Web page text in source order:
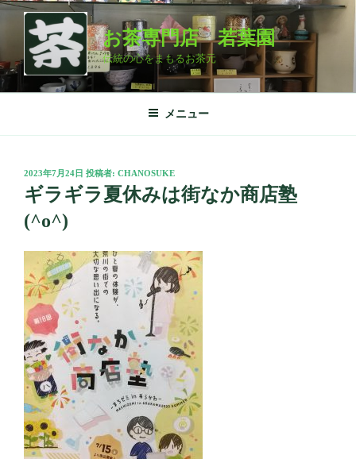
コ
ン
ツ
お茶専門店 若葉園
伝統の心をまもるお茶元
メニュー
投
稿
日:
2023年7月24日 投稿者: CHANOSUKE
ギラギラ夏休みは街なか商店塾
(^o^)